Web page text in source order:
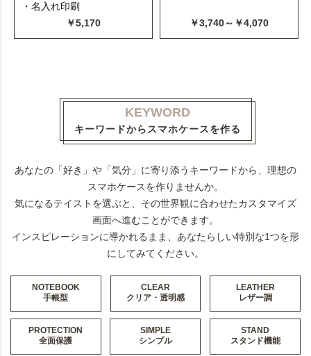
・名入れ印刷
￥5,170
￥3,740～￥4,070
KEYWORD
キーワードからスマホケースを作る
あなたの「好き」や「気分」に寄り添うキーワードから、理想の
スマホケースを作りませんか。
気になるテイストを選ぶと、その世界観に合わせたカスタマイズ
画面へ進むことができます。
インスピレーションに導かれるまま、あなたらしい特別な1つを形
にしてみてください。
NOTEBOOK
手帳型
CLEAR
クリア・透明感
LEATHER
レザー調
PROTECTION
全面保護
SIMPLE
シンプル
STAND
スタンド機能